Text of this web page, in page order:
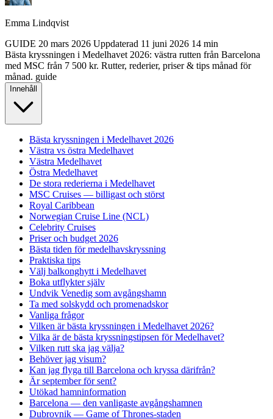
Emma Lindqvist
GUIDE 20 mars 2026 Uppdaterad 11 juni 2026 14 min
Bästa kryssningen i Medelhavet 2026: västra rutten från Barcelona
med MSC från 7 500 kr. Rutter, rederier, priser & tips månad för
månad. guide
Innehåll
Bästa kryssningen i Medelhavet 2026
Västra vs östra Medelhavet
Västra Medelhavet
Östra Medelhavet
De stora rederierna i Medelhavet
MSC Cruises — billigast och störst
Royal Caribbean
Norwegian Cruise Line (NCL)
Celebrity Cruises
Priser och budget 2026
Bästa tiden för medelhavskryssning
Praktiska tips
Välj balkonghytt i Medelhavet
Boka utflykter själv
Undvik Venedig som avgångshamn
Ta med solskydd och promenadskor
Vanliga frågor
Vilken är bästa kryssningen i Medelhavet 2026?
Vilka är de bästa kryssningstipsen för Medelhavet?
Vilken rutt ska jag välja?
Behöver jag visum?
Kan jag flyga till Barcelona och kryssa därifrån?
Är september för sent?
Utökad hamninformation
Barcelona — den vanligaste avgångshamnen
Dubrovnik — Game of Thrones-staden